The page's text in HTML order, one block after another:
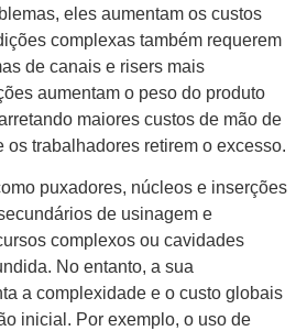
eles aumentam os custos
complexas também requerem
de canais e risers mais
aumentam o peso do produto
maiores custos de mão de
os trabalhadores retirem o excesso.
puxadores, núcleos e inserções
de usinagem e
complexos ou cavidades
No entanto, a sua
a complexidade e o custo globais
inicial. Por exemplo, o uso de